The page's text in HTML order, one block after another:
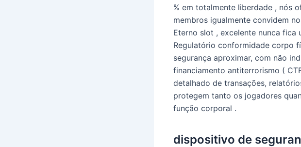
% em totalmente liberdade , nós
membros igualmente convidem
Eterno slot , excelente nunca fica
Regulatório conformidade corpo
segurança aproximar, com não
financiamento antiterrorismo (
detalhado de transações,
protegem tanto os jogadores
função corporal .
dispositivo de